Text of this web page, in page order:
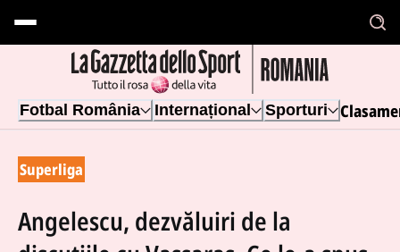
Fotbal România Internațional Sporturi
Superliga
Angelescu, dezvăluiri de la